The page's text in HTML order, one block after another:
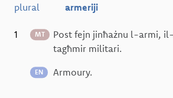
plural armeriji
1 MT
Post fejn jinħażnu l-armi,
tagħmir militari.
EN Armoury.